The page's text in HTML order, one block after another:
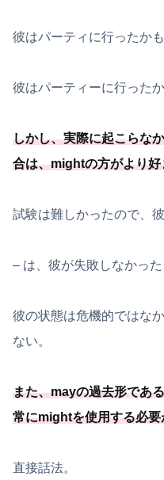
彼はパーティに行ったかも
彼はパーティーに行った
しかし、実際に起こらな
合は、mightの方がより好
試験は難しかったので、
– は、彼が失敗しなかった
彼の状態は危機的ではな
ない。
また、mayの過去形であ
常にmightを使用する必要
直接話法。